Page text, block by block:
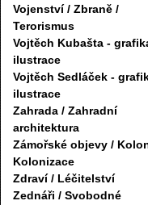
Vojenství / Zbraně /
Terorismus
Vojtěch Kubašta -
ilustrace
Vojtěch Sedláček -
ilustrace
Zahrada / Zahradní
architektura
Zámořské objevy /
Kolonizace
Zdraví / Léčitelství
Zednáři / Svobodné